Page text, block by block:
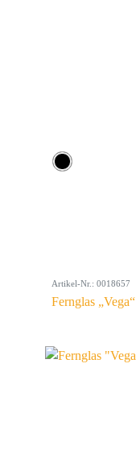
Artikel-Nr.: 0018657
Fernglas „Vega“